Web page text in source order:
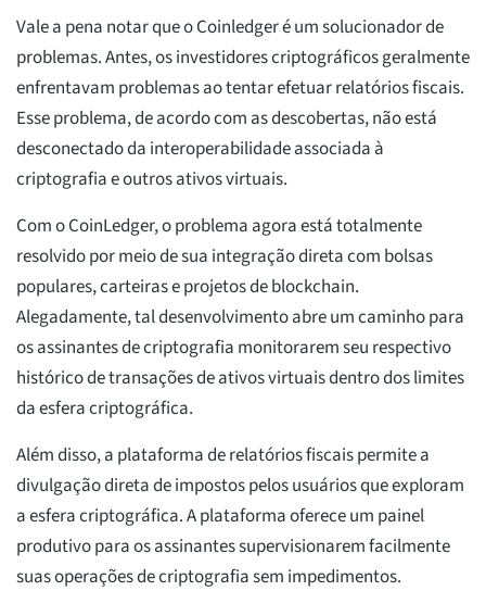
Vale a pena notar que o Coinledger é um solucionador de
problemas. Antes, os investidores criptográficos geralmente
enfrentavam problemas ao tentar efetuar relatórios fiscais.
Esse problema, de acordo com as descobertas, não está
desconectado da interoperabilidade associada à
criptografia e outros ativos virtuais.
Com o CoinLedger, o problema agora está totalmente
resolvido por meio de sua integração direta com bolsas
populares, carteiras e projetos de blockchain.
Alegadamente, tal desenvolvimento abre um caminho para
os assinantes de criptografia monitorarem seu respectivo
histórico de transações de ativos virtuais dentro dos limites
da esfera criptográfica.
Além disso, a plataforma de relatórios fiscais permite a
divulgação direta de impostos pelos usuários que exploram
a esfera criptográfica. A plataforma oferece um painel
produtivo para os assinantes supervisionarem facilmente
suas operações de criptografia sem impedimentos.